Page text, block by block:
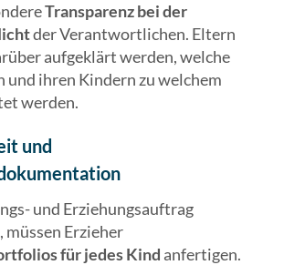
Transparenz bei der
der Verantwortlichen. Eltern
aufgeklärt werden, welche
und ihren Kindern zu welchem
werden.
und
und Erziehungsauftrag
müssen Erzieher
für jedes Kind anfertigen.